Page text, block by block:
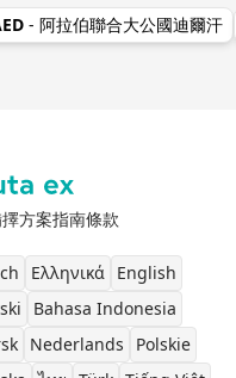
- 阿拉伯聯合大公國迪爾汗
方案指南條款
Ελληνικά
English
Bahasa Indonesia
Nederlands
Polskie